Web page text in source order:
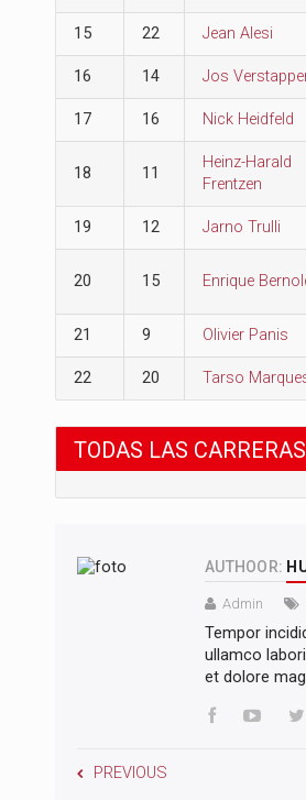
15 22 Jean Alesi
16 14 Jos
17 16 Nick Heidfeld
18 11
Heinz-Harald
Frentzen
19 12 Jarno Trulli
20 15 Enrique
21 9 Olivier Panis
22 20 Tarso
TODAS LAS CARRERAS
AUTHOOR:
Admin
Tempor
ullamco
et dolore
PREVIOUS